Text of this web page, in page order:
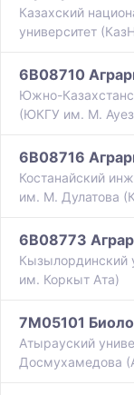
Казахский
университет
6B08710
Южно-
(ЮКГУ им. М.
6B08716
Костанайский
им. М. Дулатова
6B08773
Кызылординский
им. Коркыт Ата)
7M05101
Атырауский
Досмухамедова